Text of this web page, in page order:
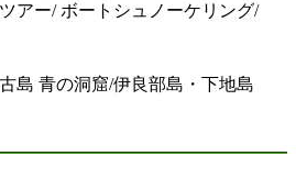
アー/ ボートシュノーケリング/
島 青の洞窟/伊良部島・下地島